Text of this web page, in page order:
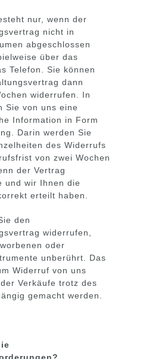
nur, wenn der
nicht in
abgeschlossen
über das
Telefon. Sie können
dann
widerrufen. In
Sie von uns eine
Information in Form
Darin werden Sie
des Widerrufs
von zwei Wochen
der Vertrag
und wir Ihnen die
erteilt haben.
den
widerrufen,
oder
unberührt. Das
Widerruf von uns
Verkäufe trotz des
gemacht werden.